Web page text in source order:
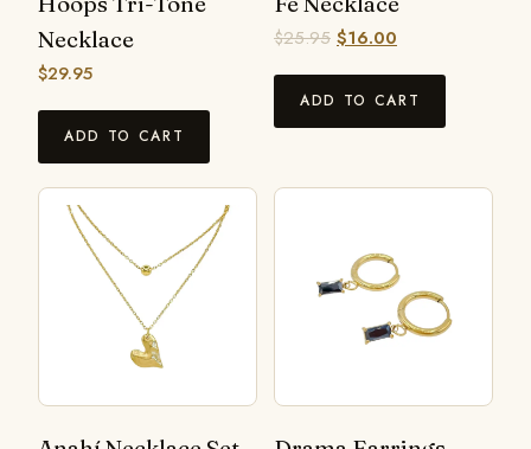
Necklace
$29.95
ADD TO CART
$25.95 $16.00
ADD TO CART